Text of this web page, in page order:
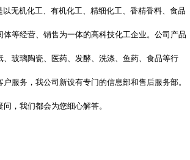
无机化工、有机化工、精细化工、香精香料、食品
体等经营、销售为一体的高科技化工企业。公司产品
、玻璃陶瓷、医药、发酵、洗涤、鱼药、食品等行
服务，我公司新设有专门的信息部和售后服务部。
，我们都会为您细心解答。